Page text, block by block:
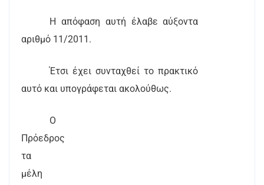
Η απόφαση αυτή έλαβε αύξοντα
αριθμό 11/2011.
Έτσι έχει συνταχθεί το πρακτικό
αυτό και υπογράφεται ακολούθως.
Ο
Πρόεδρος
τα
μέλη